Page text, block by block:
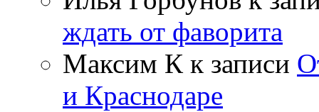
ждать от фаворита
Максим К к записи
и Краснодаре